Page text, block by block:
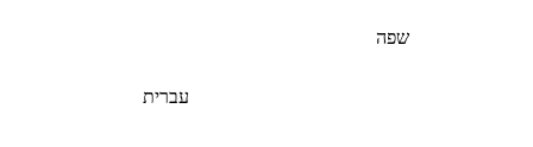
שפה
עברית